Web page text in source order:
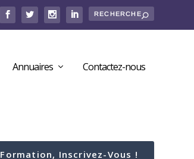
Annuaires Contactez-nous
Formation, Inscrivez-Vous !